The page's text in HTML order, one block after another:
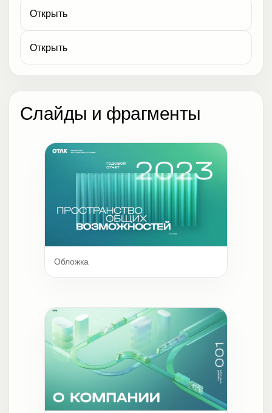
Открыть
Открыть
Слайды и фрагменты
Обложка